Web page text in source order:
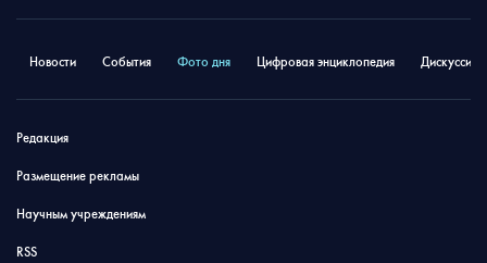
Новости События Фото дня Цифровая энциклопедия
Редакция
Размещение рекламы
Научным учреждениям
RSS